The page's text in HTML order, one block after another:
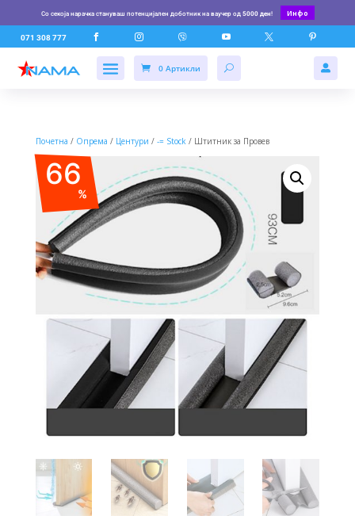
Со секоја нарачка стануваш потенцијален доботник на ваучер од 5000 ден! Инфо
071 308 777      
0 Артикли 
Почетна / Опрема / Центури / -= Stock/ Штитник за Провев
66
%